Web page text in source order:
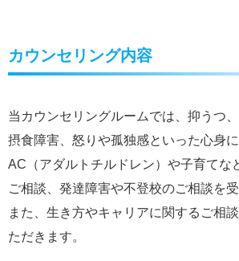
カウンセリング内容
当カウンセリングルームでは、抑うつ、
摂食障害、怒りや孤独感といった心身に
AC（アダルトチルドレン）や子育てな
ご相談、発達障害や不登校のご相談を
また、生き方やキャリアに関するご相
ただきます。